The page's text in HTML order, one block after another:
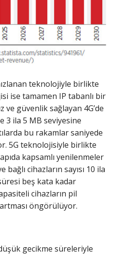
teknolojiyle birlikte
ise tamamen IP tabanlı bir
ve güvenlik sağlayan 4G’de
3 ila 5 MB seviyesine
bu rakamlar saniyede
5G teknolojisiyle birlikte
kapsamlı yenilenmeler
bağlı cihazların sayısı 10 ila
beş kata kadar
cihazların pil
öngörülüyor.
gecikme süreleriyle